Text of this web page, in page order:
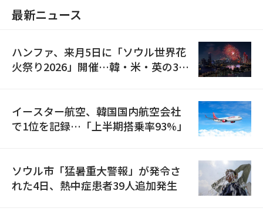
最新ニュース
ハンファ、来月5日に「ソウル世界花
火祭り2026」開催…韓・米・英の3カ
イースター航空、韓国国内航空会社
で1位を記録…「上半期搭乗率93%」
ソウル市「猛暑重大警報」が発令さ
れた4日、熱中症患者39人追加発生